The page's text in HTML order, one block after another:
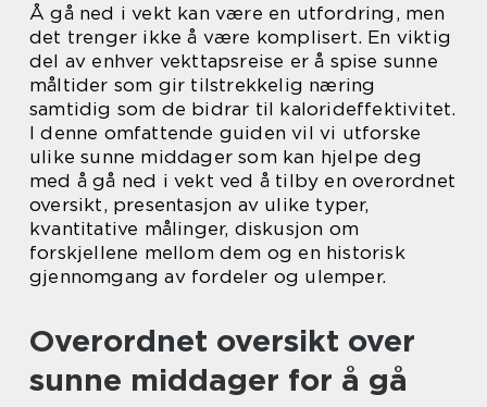
Å gå ned i vekt kan være en utfordring, men
det trenger ikke å være komplisert. En viktig
del av enhver vekttapsreise er å spise sunne
måltider som gir tilstrekkelig næring
samtidig som de bidrar til kalorideffektivitet.
I denne omfattende guiden vil vi utforske
ulike sunne middager som kan hjelpe deg
med å gå ned i vekt ved å tilby en overordnet
oversikt, presentasjon av ulike typer,
kvantitative målinger, diskusjon om
forskjellene mellom dem og en historisk
gjennomgang av fordeler og ulemper.
Overordnet oversikt over
sunne middager for å gå